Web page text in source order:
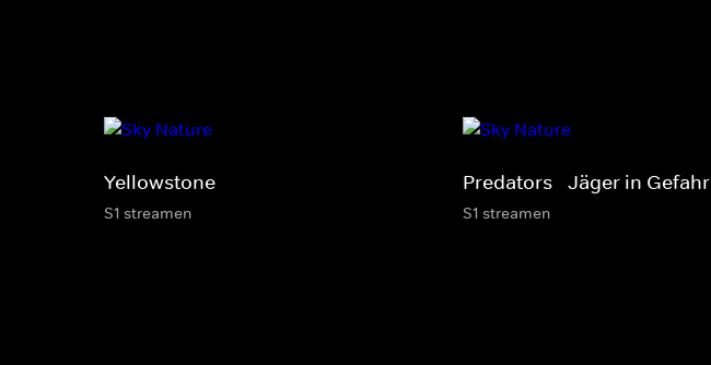
Yellowstone
S1 streamen
Predators - Jäger in Gefahr
S1 streamen